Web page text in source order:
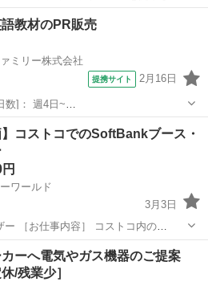
ービスの提案。 既存顧客へ定期的に連
の提案。 新築やリフォーム物件に対
の...
教材のPR販売
ミリー株式会社
提携サイト 2月16日
[勤務地・最寄
選択可 ワールド・ファ...
】コストコでのSoftBankブース・
ワールド
3月3日
内の
ッチ＆クローズを、お願いします。
方。 （登録業務はありません。）
営業 クローザー
ーへ電気やガス機器のご提案
/残業少］